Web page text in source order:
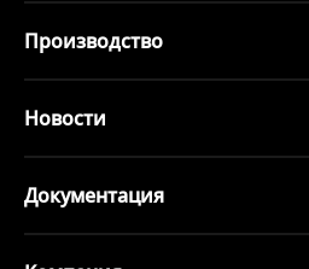
Производство
Новости
Документация